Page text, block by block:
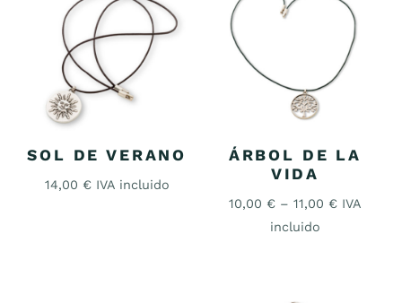
SOL DE VERANO
14,00 € IVA incluido
ÁRBOL DE LA
VIDA
10,00 €– 11,00 € IVA
incluido